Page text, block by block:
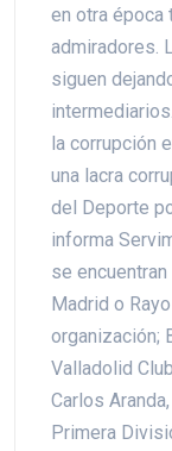
en otra época
admiradores.
siguen
la corrupción
una lacra
del Deporte
informa
se encuentran
Madrid o
organización;
Valladolid
Carlos
Primera